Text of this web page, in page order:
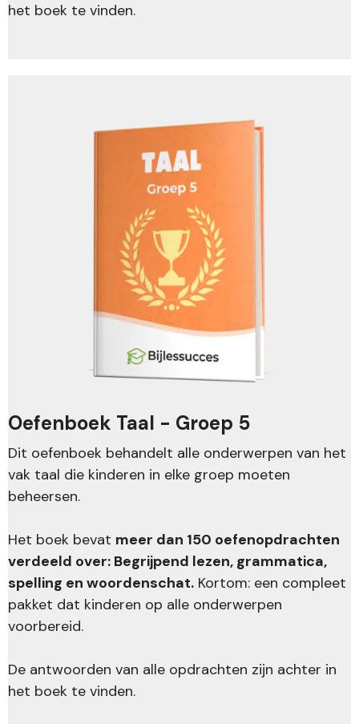
het boek te vinden.
Oefenboek Taal - Groep 5
Dit oefenboek behandelt alle onderwerpen van het
vak taal die kinderen in elke groep moeten
beheersen.
Het boek bevat meer dan 150 oefenopdrachten
verdeeld over: Begrijpend lezen, grammatica,
spelling en woordenschat. Kortom: een compleet
pakket dat kinderen op alle onderwerpen
voorbereid.
De antwoorden van alle opdrachten zijn achter in
het boek te vinden.